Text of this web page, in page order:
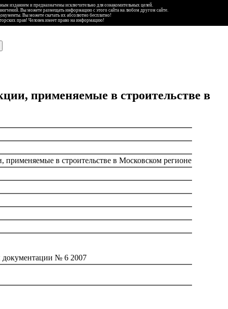
изданием и предназначены исключительно для ознакомительных целей.
Вы можете размещать информацию с этого сайта на любом другом сайте.
Вы можете скачать их абсолютно бесплатно!
прав! Человек имеет право на информацию!
применяемые в строительстве в
в строительстве в Московском регионе
документации № 6 2007